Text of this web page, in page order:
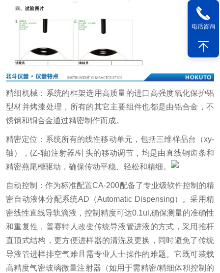
精细机械：系统的框架选用高质量的进口高强度氧化保护铝
型材并烤漆处理，所有的其它主要组件也都是由铝合金，不
锈钢和铜合金通过精密制作而成。
精密定位：系统所有的线性移动单元，包括三维样品台（xy-
轴），(Z-轴)注射器/针头的移动调节，均是由直线铜齿条和
精密燕尾槽驱动，确保传动平稳、轻松和精细。
自动控制：作为标准配置CA-200配备了专业级软件控制的精
密自动液体分配系统AD（Automatic Dispensing）。采用精
密线性直线导轨滴液，控制精度可达0.1ul,确保测量的准确性
和重复性，普赛特人改变传统导液管进液的方式，采用推杆
直顶式结构，更方便进样器的清洗及更换，同时避免了传统
导液管进样排空气难且需专业人士操作的难题。它既可装载
高精度气密玻璃微量注射器（如用于需精密/精细体积控制的
电话咨询